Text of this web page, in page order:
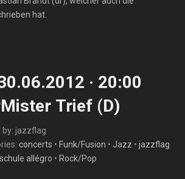
hat.
· 20:00
Trief (D)
by: jazzflag
concerts • Funk/Fusion • Jazz • jazzflag
allégro • Rock/Pop